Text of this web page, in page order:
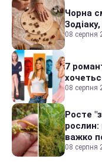
Чорна
08 серпня
7
08 серпня
Росте
рослин:
важко
08 серпня